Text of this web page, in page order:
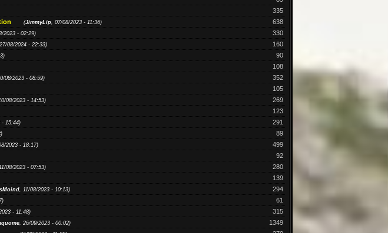
335
638
(JimmyLip, 07/08/2023 - 11:36)
330
2023 - 02:29)
160
08/2024 - 22:33)
90
108
352
08/2023 - 08:59)
105
269
08/2023 - 14:53)
123
291
- 15:44)
89
499
2023 - 18:17)
92
280
08/2023 - 07:53)
139
294
, 11/08/2023 - 10:13)
61
315
- 11:48)
1349
, 26/09/2023 - 00:02)